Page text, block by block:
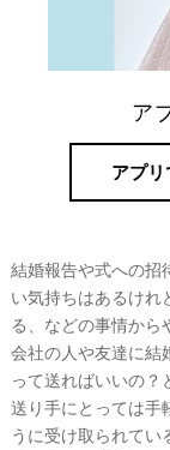
ア
アプリ
結婚報告や式への招
い気持ちはあるけれ
る、などの事情から
会社の人や友達に結
って送ればいいの？
送り手にとっては手
うに受け取られてい
ゾ
ー
ト
婚